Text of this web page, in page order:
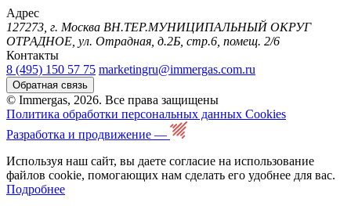
Адрес
127273, г. Москва ВН.ТЕР.МУНИЦИПАЛЬНЫЙ ОКРУГ
ОТРАДНОЕ, ул. Отрадная, д.2Б, стр.6, помещ. 2/6
Контакты
8 (495) 150 57 75 marketingru@immergas.com.ru
Обратная связь
© Immergas, 2026. Все права защищены
Политика обработки персональных данных Cookies
Разработка и продвижение —
Используя наш сайт, вы даете согласие на использование
файлов cookie, помогающих нам сделать его удобнее для вас.
Подробнее